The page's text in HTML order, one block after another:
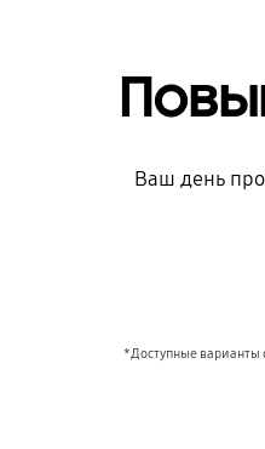
Ваш день
*Доступные варианты